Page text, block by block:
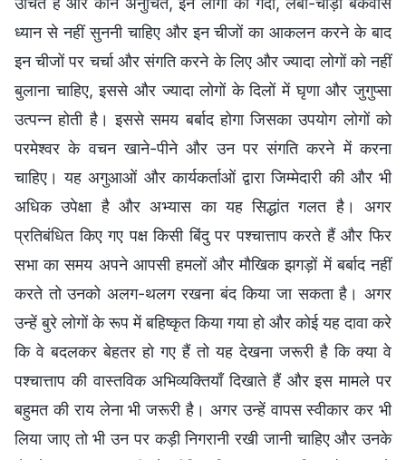
ध्यान से नहीं सुननी चाहिए और इन चीजों का आकलन करने के बाद
इन चीजों पर चर्चा और संगति करने के लिए और ज्यादा लोगों को नहीं
बुलाना चाहिए, इससे और ज्यादा लोगों के दिलों में घृणा और जुगुप्सा
उत्पन्न होती है। इससे समय बर्बाद होगा जिसका उपयोग लोगों को
परमेश्वर के वचन खाने-पीने और उन पर संगति करने में करना
चाहिए। यह अगुआओं और कार्यकर्ताओं द्वारा जिम्मेदारी की और भी
अधिक उपेक्षा है और अभ्यास का यह सिद्धांत गलत है। अगर
प्रतिबंधित किए गए पक्ष किसी बिंदु पर पश्चात्ताप करते हैं और फिर
सभा का समय अपने आपसी हमलों और मौखिक झगड़ों में बर्बाद नहीं
करते तो उनको अलग-थलग रखना बंद किया जा सकता है। अगर
उन्हें बुरे लोगों के रूप में बहिष्कृत किया गया हो और कोई यह दावा करे
कि वे बदलकर बेहतर हो गए हैं तो यह देखना जरूरी है कि क्या वे
पश्चात्ताप की वास्तविक अभिव्यक्तियाँ दिखाते हैं और इस मामले पर
बहुमत की राय लेना भी जरूरी है। अगर उन्हें वापस स्वीकार कर भी
लिया जाए तो भी उन पर कड़ी निगरानी रखी जानी चाहिए और उनके